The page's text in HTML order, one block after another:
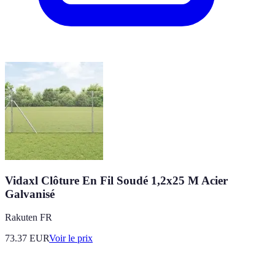
Vidaxl Clôture En Fil Soudé 1,2x25 M Acier
Galvanisé
Rakuten FR
73.37 EURVoir le prix